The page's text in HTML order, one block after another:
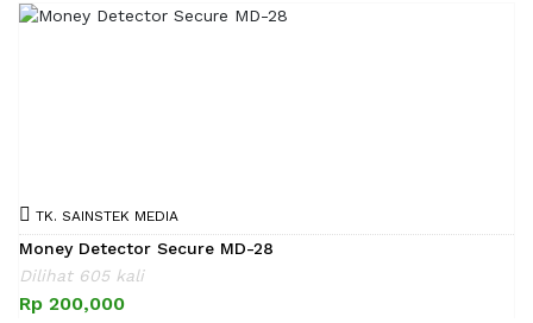
TK. SAINSTEK MEDIA
Money Detector Secure MD-28
Dilihat 605 kali
Rp 200,000